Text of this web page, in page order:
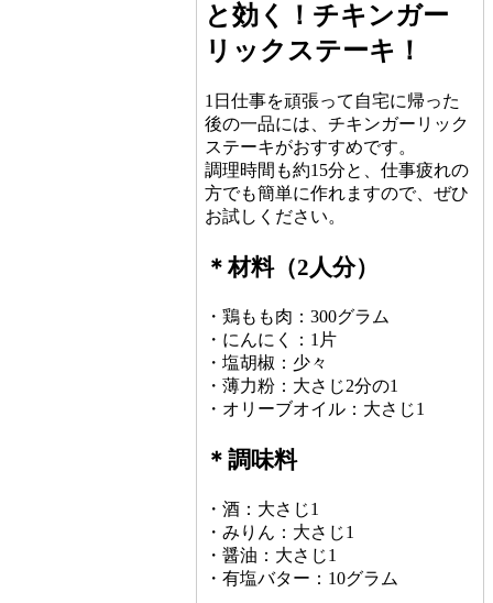
と効く！チキンガー
リックステーキ！
1日仕事を頑張って自宅に帰った
後の一品には、チキンガーリック
ステーキがおすすめです。
調理時間も約15分と、仕事疲れの
方でも簡単に作れますので、ぜひ
お試しください。
＊材料（2人分）
・鶏もも肉：300グラム
・にんにく：1片
・塩胡椒：少々
・薄力粉：大さじ2分の1
・オリーブオイル：大さじ1
＊調味料
・酒：大さじ1
・みりん：大さじ1
・醤油：大さじ1
・有塩バター：10グラム